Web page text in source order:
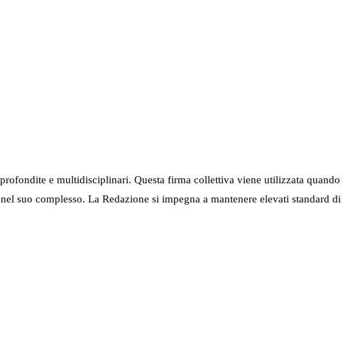
e multidisciplinari. Questa firma collettiva viene utilizzata quando
complesso. La Redazione si impegna a mantenere elevati standard di